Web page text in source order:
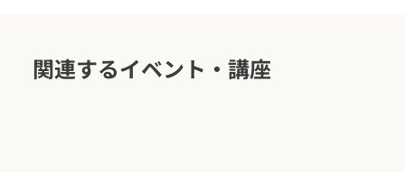
関連するイベント・講座